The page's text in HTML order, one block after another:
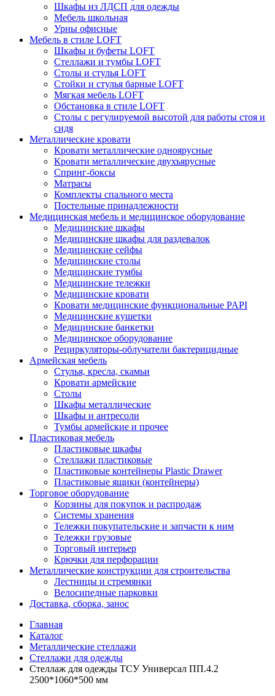
Шкафы из ЛДСП для одежды
Мебель школьная
Урны офисные
Мебель в стиле LOFT
Шкафы и буфеты LOFT
Стеллажи и тумбы LOFT
Столы и стулья LOFT
Стойки и стулья барные LOFT
Мягкая мебель LOFT
Обстановка в стиле LOFT
Столы с регулируемой высотой для работы стоя и
сидя
Металлические кровати
Кровати металлические одноярусные
Кровати металлические двухъярусные
Спринг-боксы
Матрасы
Комплекты спального места
Постельные принадлежности
Медицинская мебель и медицинское оборудование
Медицинские шкафы
Медицинские шкафы для раздевалок
Медицинские сейфы
Медицинские столы
Медицинские тумбы
Медицинские тележки
Медицинские кровати
Кровати медицинские функциональные PAPI
Медицинские кушетки
Медицинские банкетки
Медицинское оборудование
Рециркуляторы-облучатели бактерицидные
Армейская мебель
Стулья, кресла, скамьи
Кровати армейские
Столы
Шкафы металлические
Шкафы и антресоли
Тумбы армейские и прочее
Пластиковая мебель
Пластиковые шкафы
Стеллажи пластиковые
Пластиковые контейнеры Plastic Drawer
Пластиковые ящики (контейнеры)
Торговое оборудование
Корзины для покупок и распродаж
Системы хранения
Тележки покупательские и запчасти к ним
Тележки грузовые
Торговый интерьер
Крючки для перфорации
Металлические конструкции для строительства
Лестницы и стремянки
Велосипедные парковки
Доставка, сборка, занос
Главная
Каталог
Металлические стеллажи
Стеллажи для одежды
Стеллаж для одежды ТСУ Универсал ПП.4.2
2500*1060*500 мм